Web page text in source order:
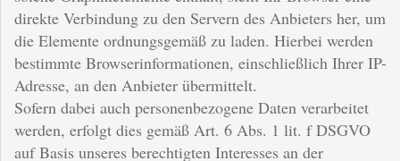
direkte Verbindung zu den Servern des Anbieters her, um
die Elemente ordnungsgemäß zu laden. Hierbei werden
bestimmte Browserinformationen, einschließlich Ihrer IP-
Adresse, an den Anbieter übermittelt.
Sofern dabei auch personenbezogene Daten verarbeitet
werden, erfolgt dies gemäß Art. 6 Abs. 1 lit. f DSGVO
auf Basis unseres berechtigten Interesses an der